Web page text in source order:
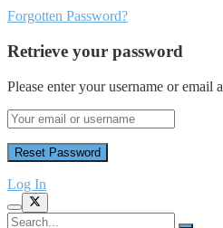
Forgotten Password?
Retrieve your password
Please enter your username or email
Log In